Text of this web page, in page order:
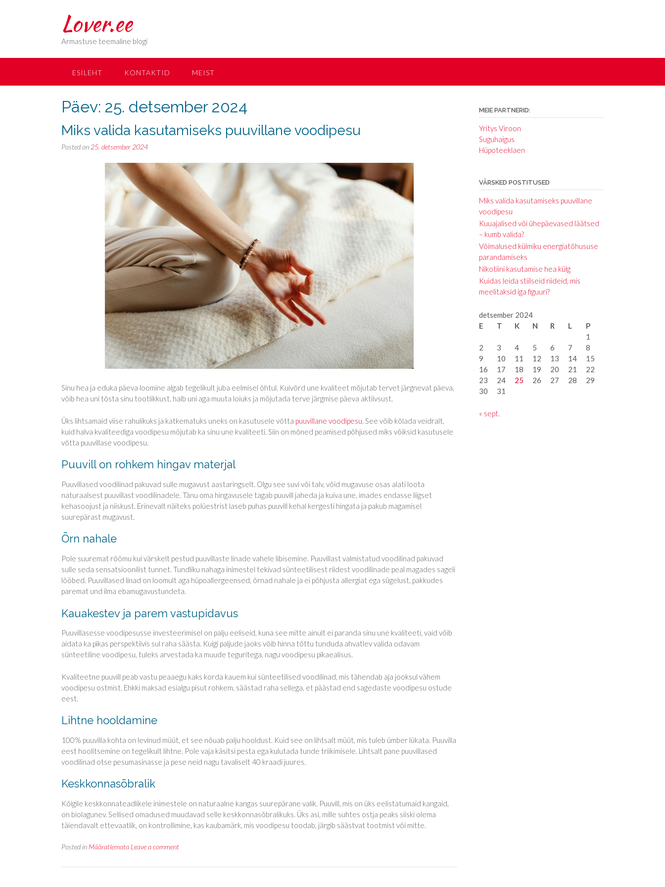
Lover.ee
Armastuse teemaline blogi
ESILEHT KONTAKTID MEIST
Päev: 25. detsember 2024
Miks valida kasutamiseks puuvillane voodipesu
Posted on 25. detsember 2024
Sinu hea ja eduka päeva loomine algab tegelikult juba eelmisel õhtul. Kuivõrd une kvaliteet mõjutab tervet järgnevat päeva,
võib hea uni tõsta sinu tootlikkust, halb uni aga muuta loiuks ja mõjutada terve järgmise päeva aktiivsust.
Üks lihtsamaid viise rahulikuks ja katkematuks uneks on kasutusele võtta puuvillane voodipesu. See võib kõlada veidralt,
kuid halva kvaliteediga voodipesu mõjutab ka sinu une kvaliteeti. Siin on mõned peamised põhjused miks võiksid kasutusele
võtta puuvillase voodipesu.
Puuvill on rohkem hingav materjal
Puuvillased voodilinad pakuvad sulle mugavust aastaringselt. Olgu see suvi või talv, võid mugavuse osas alati loota
naturaalsest puuvillast voodilinadele. Tänu oma hingavusele tagab puuvill jaheda ja kuiva une, imades endasse liigset
kehasoojust ja niiskust. Erinevalt näiteks polüestrist laseb puhas puuvill kehal kergesti hingata ja pakub magamisel
suurepärast mugavust.
Õrn nahale
Pole suuremat rõõmu kui värskelt pestud puuvillaste linade vahele libisemine. Puuvillast valmistatud voodilinad pakuvad
sulle seda sensatsioonilist tunnet. Tundliku nahaga inimestel tekivad sünteetilisest riidest voodilinade peal magades sageli
lööbed. Puuvillased linad on loomult aga hüpoallergeensed, õrnad nahale ja ei põhjusta allergiat ega sügelust, pakkudes
paremat und ilma ebamugavustundeta.
Kauakestev ja parem vastupidavus
Puuvillasesse voodipesusse investeerimisel on palju eeliseid, kuna see mitte ainult ei paranda sinu une kvaliteeti, vaid võib
aidata ka pikas perspektiivis sul raha säästa. Kuigi paljude jaoks võib hinna tõttu tunduda ahvatlev valida odavam
sünteetiline voodipesu, tuleks arvestada ka muude teguritega, nagu voodipesu pikaealisus.
Kvaliteetne puuvill peab vastu peaaegu kaks korda kauem kui sünteetilised voodilinad, mis tähendab aja jooksul vähem
voodipesu ostmist. Ehkki maksad esialgu pisut rohkem, säästad raha sellega, et päästad end sagedaste voodipesu ostude
eest.
Lihtne hooldamine
100% puuvilla kohta on levinud müüt, et see nõuab palju hooldust. Kuid see on lihtsalt müüt, mis tuleb ümber lükata. Puuvilla
eest hoolitsemine on tegelikult lihtne. Pole vaja käsitsi pesta ega kulutada tunde triikimisele. Lihtsalt pane puuvillased
voodilinad otse pesumasinasse ja pese neid nagu tavaliselt 40 kraadi juures.
Keskkonnasõbralik
Kõigile keskkonnateadlikele inimestele on naturaalne kangas suurepärane valik. Puuvill, mis on üks eelistatumaid kangaid,
on biolagunev. Sellised omadused muudavad selle keskkonnasõbralikuks. Üks asi, mille suhtes ostja peaks siiski olema
täiendavalt ettevaatlik, on kontrollimine, kas kaubamärk, mis voodipesu toodab, järgib säästvat tootmist või mitte.
Posted in Määratlemata Leave a comment
MEIE PARTNERID:
Yritys Viroon
Suguhaigus
Hüpoteeklaen
VÄRSKED POSTITUSED
Miks valida kasutamiseks puuvillane
voodipesu
Kuuajalised või ühepäevased läätsed
– kumb valida?
Võimalused külmiku energiatõhususe
parandamiseks
Nikotiini kasutamise hea külg
Kuidas leida stiilseid riideid, mis
meelitaksid iga figuuri?
detsember 2024
E
T K N R L
P
1
2
3 4 5 6 7
8
9
10 11 12 13 14
15
16
17 18 19 20 21
22
23
24 25 26 27 28
29
30
31
« sept.